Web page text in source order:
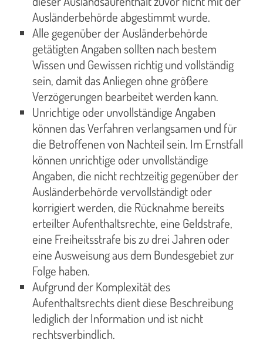
Ausländerbehörde abgestimmt wurde.
Alle gegenüber der Ausländerbehörde
getätigten Angaben sollten nach bestem
Wissen und Gewissen richtig und vollständig
sein, damit das Anliegen ohne größere
Verzögerungen bearbeitet werden kann.
Unrichtige oder unvollständige Angaben
können das Verfahren verlangsamen und für
die Betroffenen von Nachteil sein. Im Ernstfall
können unrichtige oder unvollständige
Angaben, die nicht rechtzeitig gegenüber der
Ausländerbehörde vervollständigt oder
korrigiert werden, die Rücknahme bereits
erteilter Aufenthaltsrechte, eine Geldstrafe,
eine Freiheitsstrafe bis zu drei Jahren oder
eine Ausweisung aus dem Bundesgebiet zur
Folge haben.
Aufgrund der Komplexität des
Aufenthaltsrechts dient diese Beschreibung
lediglich der Information und ist nicht
rechtsverbindlich.